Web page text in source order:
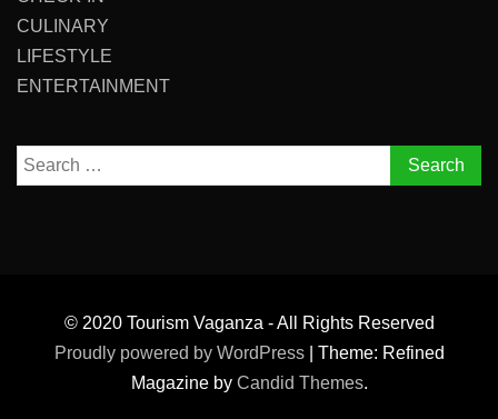
CULINARY
LIFESTYLE
ENTERTAINMENT
Search
for:
© 2020 Tourism Vaganza - All Rights Reserved
Proudly powered by WordPress
Theme: Refined
Magazine by Candid Themes.